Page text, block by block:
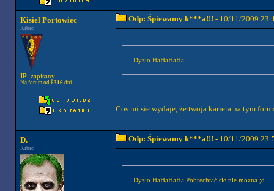
Kisiel Portowiec
Kibic
IP: zapisany
Na forum od 6316dni
Odp: Śpiewamy k***a!!! - 10/11/2009
Dyzio HaHaHaHa
Cos mi sie wydaje, że twoja kariera na tym
D.
Kibic
Odp: Śpiewamy k***a!!! - 10/11/2009
Dyzio HaHaHaHa Pobrechtać sie nie mozna ;d